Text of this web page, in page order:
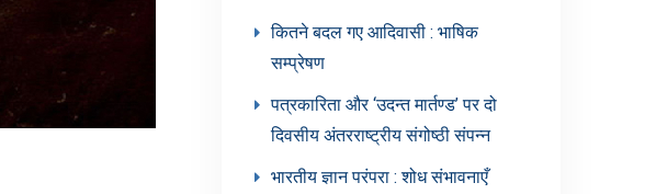
कितने बदल गए आदिवासी : भाषिक
सम्प्रेषण
पत्रकारिता और ‘उदन्त मार्तण्ड’ पर दो
दिवसीय अंतरराष्ट्रीय संगोष्ठी संपन्न
भारतीय ज्ञान परंपरा : शोध संभावनाएँ